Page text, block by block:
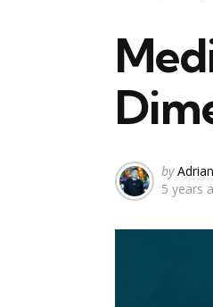
Posted
by
by
5 years